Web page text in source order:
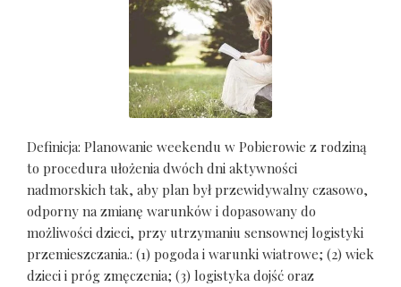
Definicja: Planowanie weekendu w Pobierowie z rodziną
to procedura ułożenia dwóch dni aktywności
nadmorskich tak, aby plan był przewidywalny czasowo,
odporny na zmianę warunków i dopasowany do
możliwości dzieci, przy utrzymaniu sensownej logistyki
przemieszczania.: (1) pogoda i warunki wiatrowe; (2) wiek
dzieci i próg zmęczenia; (3) logistyka dojść oraz